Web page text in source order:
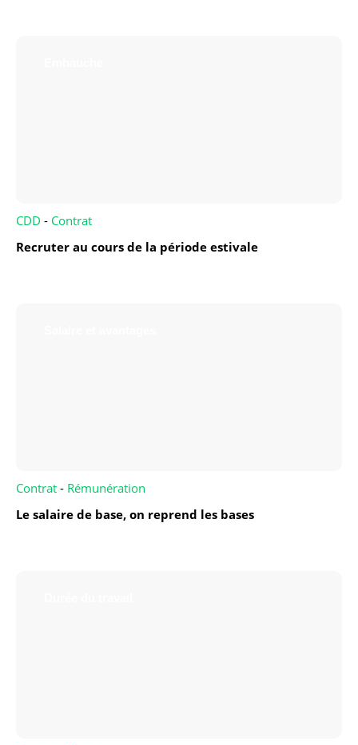
CDD - Contrat
Recruter au cours de la période estivale
Contrat - Rémunération
Le salaire de base, on reprend les bases